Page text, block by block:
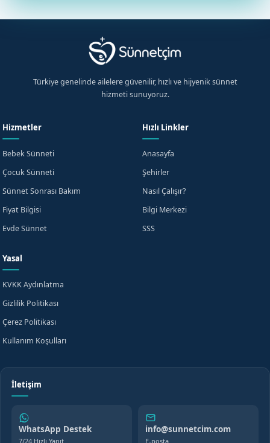
Türkiye genelinde ailelere güvenilir, hızlı ve hijyenik sünnet
hizmeti sunuyoruz.
Hizmetler
Bebek Sünneti
Çocuk Sünneti
Sünnet Sonrası Bakım
Fiyat Bilgisi
Evde Sünnet
Hızlı Linkler
Anasayfa
Şehirler
Nasıl Çalışır?
Bilgi Merkezi
SSS
Yasal
KVKK Aydınlatma
Gizlilik Politikası
Çerez Politikası
Kullanım Koşulları
İletişim
WhatsApp Destek
7/24 Hızlı Yanıt
info@sunnetcim.com
E-posta